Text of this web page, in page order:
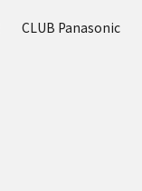
CLUB Panasonic